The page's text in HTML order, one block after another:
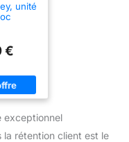
unité
€
exceptionnel
rétention client est le